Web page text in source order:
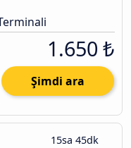
1.650 ₺
Şimdi ara
15sa 45dk